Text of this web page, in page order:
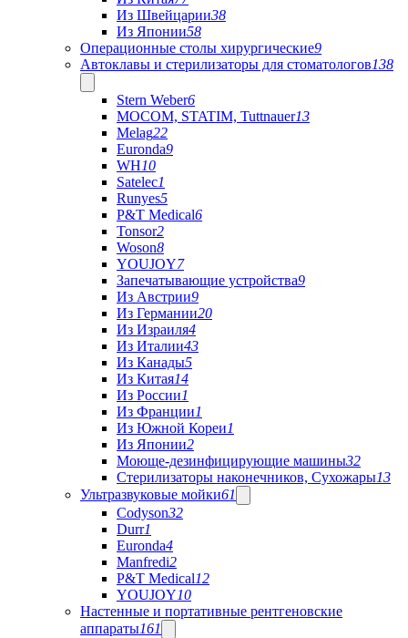
Из Швейцарии38
Из Японии58
Операционные столы хирургические9
Автоклавы и стерилизаторы для стоматологов138
Stern Weber6
MOCOM, STATIM, Tuttnauer13
Melag22
Euronda9
WH10
Satelec1
Runyes5
P&T Medical6
Tonsor2
Woson8
YOUJOY7
Запечатывающие устройства9
Из Австрии9
Из Германии20
Из Израиля4
Из Италии43
Из Канады5
Из Китая14
Из России1
Из Франции1
Из Южной Кореи1
Из Японии2
Моюще-дезинфицирующие машины32
Стерилизаторы наконечников, Сухожары13
Ультразвуковые мойки61
Codyson32
Durr1
Euronda4
Manfredi2
P&T Medical12
YOUJOY10
Настенные и портативные рентгеновские
аппараты161